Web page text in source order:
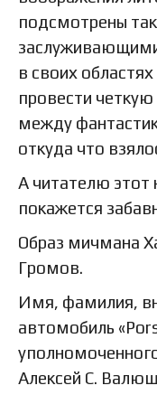
подсмотрены
в своих
провести
между
откуда что
А читателю этот
покажется
Образ мичмана
Громов.
Имя, фамилия,
автомобиль
Алексей С.